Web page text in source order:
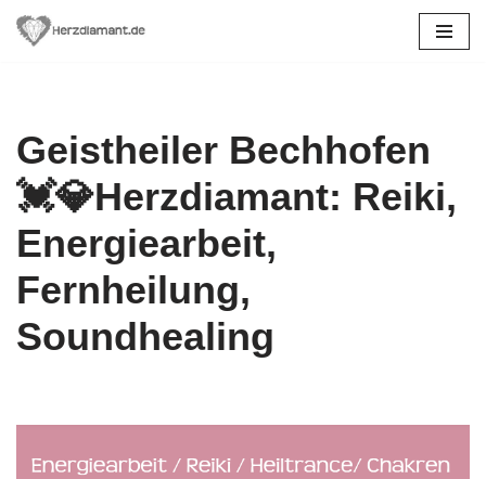
Geistheiler Bechhofen
💓️💎Herzdiamant: Reiki,
Energiearbeit,
Fernheilung,
Soundhealing